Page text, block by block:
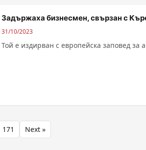
Задържаха бизнесмен, свързан с
31/10/2023
Той е издирван с европейска заповед за
171 Next »